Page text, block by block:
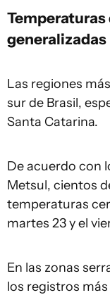
Temperaturas
generalizadas
Las regiones
sur de Brasil,
Santa Catarina.
De acuerdo con
Metsul, cientos
temperaturas
martes 23 y el
En las zonas
los registros